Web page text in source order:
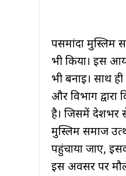
पसमांदा मुस्लिम
भी किया। इस
भी बनाई। साथ
और विभाग द्वारा
है। जिसमें देशभर
मुस्लिम समाज
पहुंचाया जाए,
इस अवसर पर